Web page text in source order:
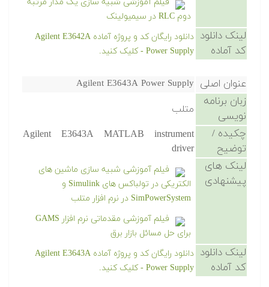
دوم RLC در سیمیولینک
لینک دانلود
کد آماده
دانلود رایگان کد و پروژه آماده Agilent E3642A
Power Supply - کلیک کنید.
عنوان اصلی Agilent E3643A Power Supply
زبان برنامه
نویسی
متلب
چکیده /
توضیح
Agilent E3643A MATLAB instrument
driver
لینک های
پیشنهادی
فیلم آموزشی شبیه سازی ماشین های
الکتریکی در تولباکس های Simulink و
SimPowerSystem در نرم افزار متلب
فیلم آموزشی مقدماتی نرم افزار GAMS
برای حل مسائل بازار برق
لینک دانلود
کد آماده
دانلود رایگان کد و پروژه آماده Agilent E3643A
Power Supply - کلیک کنید.